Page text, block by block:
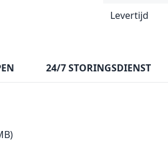
Levertijd
24/7 STORINGSDIENST